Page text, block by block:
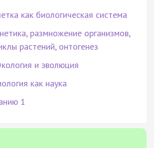
как биологическая система
размножение организмов,
растений, онтогенез
и эволюция
как наука
1